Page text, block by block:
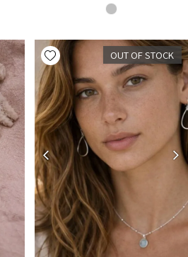
Add wishlist OUT OF STOCK